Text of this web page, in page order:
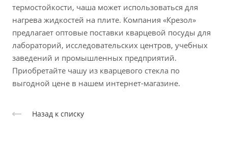
термостойкости, чаша может использоваться для
нагрева жидкостей на плите. Компания «Крезол»
предлагает оптовые поставки кварцевой посуды для
лабораторий, исследовательских центров, учебных
заведений и промышленных предприятий.
Приобретайте чашу из кварцевого стекла по
выгодной цене в нашем интернет-магазине.
Назад к списку